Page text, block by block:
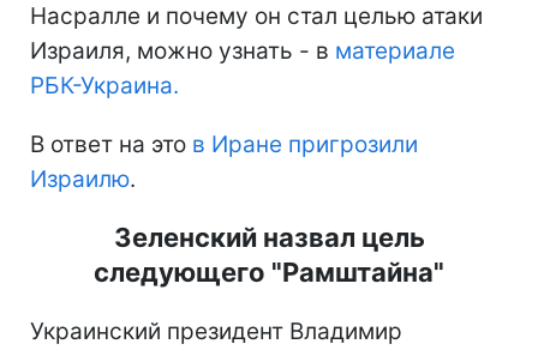
Насралле и почему он стал целью атаки
Израиля, можно узнать - в материале
РБК-Украина.
В ответ на это в Иране пригрозили
Израилю.
Зеленский назвал цель
следующего "Рамштайна"
Украинский президент Владимир